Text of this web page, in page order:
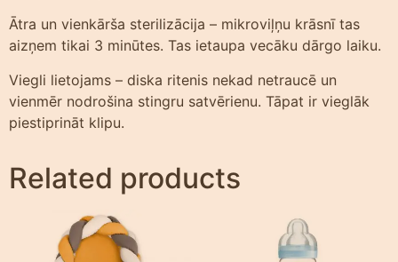
Ātra un vienkārša sterilizācija – mikroviļņu krāsnī tas
aizņem tikai 3 minūtes. Tas ietaupa vecāku dārgo laiku.
Viegli lietojams – diska ritenis nekad netraucē un
vienmēr nodrošina stingru satvērienu. Tāpat ir vieglāk
piestiprināt klipu.
Related products